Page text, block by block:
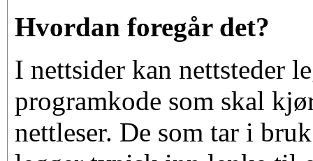
Hvordan foregår det?
I nettsider kan nettsteder
programkode som skal
nettleser. De som tar i